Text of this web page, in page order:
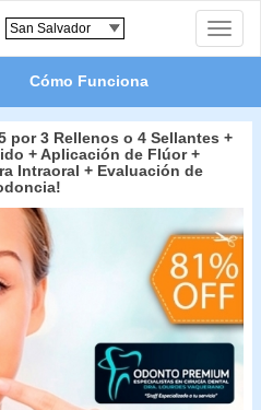
Toggle
Cómo Funciona
por 3 Rellenos o 4 Sellantes +
+ Aplicación de Flúor +
Intraoral + Evaluación de